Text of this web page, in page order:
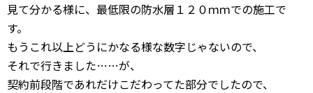
見て分かる様に、最低限の防水層１２０ｍｍでの施工で
す。
もうこれ以上どうにかなる様な数字じゃないので、
それで行きました……が、
契約前段階であれだけこだわってた部分でしたので、